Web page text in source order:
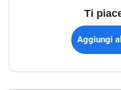
Ti
Aggiungi